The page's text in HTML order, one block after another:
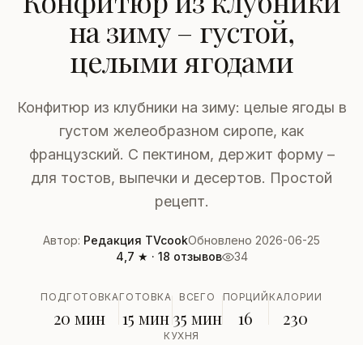
на зиму – густой,
целыми ягодами
Конфитюр из клубники на зиму: целые ягоды в
густом желеобразном сиропе, как
французский. С пектином, держит форму –
для тостов, выпечки и десертов. Простой
рецепт.
Автор: Редакция TVcookОбновлено 2026-06-25
4,7 ★ · 18 отзывов
34
ПОДГОТОВКА
20 мин
ГОТОВКА
15 мин
ВСЕГО
35 мин
ПОРЦИЙ
16
КАЛОРИИ
230
КУХНЯ